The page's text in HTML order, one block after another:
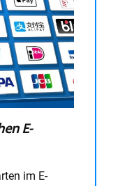
E-
im E-